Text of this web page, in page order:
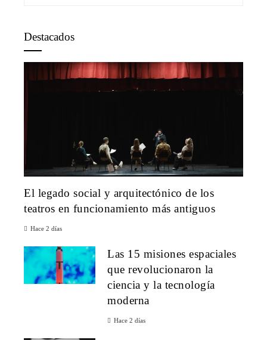
Destacados
El legado social y arquitectónico de los
teatros en funcionamiento más antiguos
Hace 2 días
Las 15 misiones espaciales
que revolucionaron la
ciencia y la tecnología
moderna
Hace 2 días